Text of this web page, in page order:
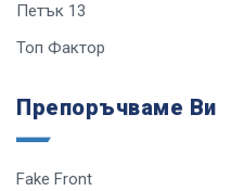
Петък 13
Топ Фактор
Препоръчваме Ви
Fake Front